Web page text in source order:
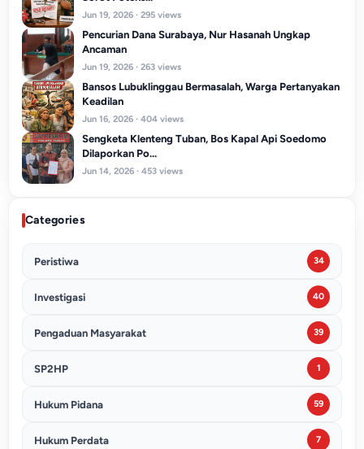
Jun 19, 2026 · 295 views
Pencurian Dana Surabaya, Nur Hasanah Ungkap
Ancaman
Jun 19, 2026 · 263 views
Bansos Lubuklinggau Bermasalah, Warga Pertanyakan
Keadilan
Jun 16, 2026 · 404 views
Sengketa Klenteng Tuban, Bos Kapal Api Soedomo
Dilaporkan Po...
Jun 14, 2026 · 453 views
Categories
Peristiwa 34
Investigasi 40
Pengaduan Masyarakat 39
SP2HP 1
Hukum Pidana 59
Hukum Perdata 7